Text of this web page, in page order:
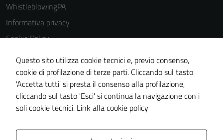
WhistleblowingPA
Informativa privacy
Cookie Policy
Note legali
Dichiarazione di accessibilità
Piano di miglioramento del sito
Certificazione sistema gestione qualità
Questo sito utilizza cookie tecnici e, previo consenso,
cookie di profilazione di terze parti. Cliccando sul tasto
'Accetta tutti' si presta il consenso alla profilazione,
cliccando sul tasto 'Esci' si continua la navigazione con i
soli cookie tecnici. Link alla cookie policy